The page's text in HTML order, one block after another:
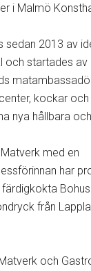
i Malmö
sedan 2013 av
och startades av
kockar
nya hållbara
med en
har
från
och